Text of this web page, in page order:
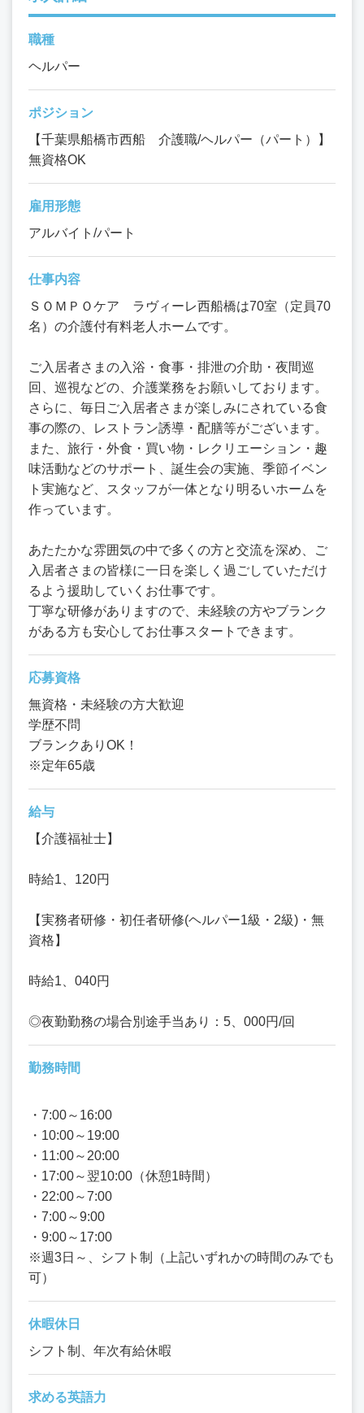
職種
ヘルパー
ポジション
【千葉県船橋市西船 介護職/ヘルパー（パート）】
無資格OK
雇用形態
アルバイト/パート
仕事内容
ＳＯＭＰＯケア ラヴィーレ西船橋は70室（定員70
名）の介護付有料老人ホームです。
ご入居者さまの入浴・食事・排泄の介助・夜間巡
回、巡視などの、介護業務をお願いしております。
さらに、毎日ご入居者さまが楽しみにされている食
事の際の、レストラン誘導・配膳等がございます。
また、旅行・外食・買い物・レクリエーション・趣
味活動などのサポート、誕生会の実施、季節イベン
ト実施など、スタッフが一体となり明るいホームを
作っています。
あたたかな雰囲気の中で多くの方と交流を深め、ご
入居者さまの皆様に一日を楽しく過ごしていただけ
るよう援助していくお仕事です。
丁寧な研修がありますので、未経験の方やブランク
がある方も安心してお仕事スタートできます。
応募資格
無資格・未経験の方大歓迎
学歴不問
ブランクありOK！
※定年65歳
給与
【介護福祉士】
時給1、120円
【実務者研修・初任者研修(ヘルパー1級・2級)・無
資格】
時給1、040円
◎夜勤勤務の場合別途手当あり：5、000円/回
勤務時間
・7:00～16:00
・10:00～19:00
・11:00～20:00
・17:00～翌10:00（休憩1時間）
・22:00～7:00
・7:00～9:00
・9:00～17:00
※週3日～、シフト制（上記いずれかの時間のみでも
可）
休暇休日
シフト制、年次有給休暇
求める英語力